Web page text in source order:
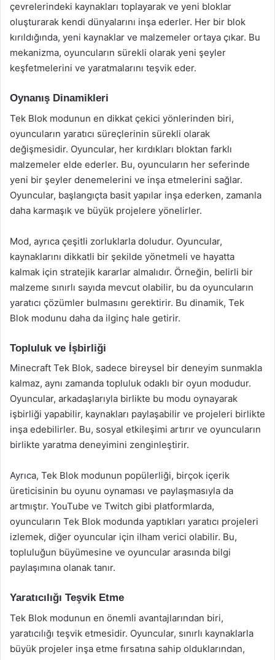
çevrelerindeki kaynakları toplayarak ve yeni bloklar
oluşturarak kendi dünyalarını inşa ederler. Her bir blok
kırıldığında, yeni kaynaklar ve malzemeler ortaya çıkar. Bu
mekanizma, oyuncuların sürekli olarak yeni şeyler
keşfetmelerini ve yaratmalarını teşvik eder.
Oynanış Dinamikleri
Tek Blok modunun en dikkat çekici yönlerinden biri,
oyuncuların yaratıcı süreçlerinin sürekli olarak
değişmesidir. Oyuncular, her kırdıkları bloktan farklı
malzemeler elde ederler. Bu, oyuncuların her seferinde
yeni bir şeyler denemelerini ve inşa etmelerini sağlar.
Oyuncular, başlangıçta basit yapılar inşa ederken, zamanla
daha karmaşık ve büyük projelere yönelirler.
Mod, ayrıca çeşitli zorluklarla doludur. Oyuncular,
kaynaklarını dikkatli bir şekilde yönetmeli ve hayatta
kalmak için stratejik kararlar almalıdır. Örneğin, belirli bir
malzeme sınırlı sayıda mevcut olabilir, bu da oyuncuların
yaratıcı çözümler bulmasını gerektirir. Bu dinamik, Tek
Blok modunu daha da ilginç hale getirir.
Topluluk ve İşbirliği
Minecraft Tek Blok, sadece bireysel bir deneyim sunmakla
kalmaz, aynı zamanda topluluk odaklı bir oyun modudur.
Oyuncular, arkadaşlarıyla birlikte bu modu oynayarak
işbirliği yapabilir, kaynakları paylaşabilir ve projeleri birlikte
inşa edebilirler. Bu, sosyal etkileşimi artırır ve oyuncuların
birlikte yaratma deneyimini zenginleştirir.
Ayrıca, Tek Blok modunun popülerliği, birçok içerik
üreticisinin bu oyunu oynaması ve paylaşmasıyla da
artmıştır. YouTube ve Twitch gibi platformlarda,
oyuncuların Tek Blok modunda yaptıkları yaratıcı projeleri
izlemek, diğer oyuncular için ilham verici olabilir. Bu,
topluluğun büyümesine ve oyuncular arasında bilgi
paylaşımına olanak tanır.
Yaratıcılığı Teşvik Etme
Tek Blok modunun en önemli avantajlarından biri,
yaratıcılığı teşvik etmesidir. Oyuncular, sınırlı kaynaklarla
büyük projeler inşa etme fırsatına sahip olduklarından,